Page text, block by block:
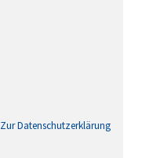
Zur Datenschutzerklärung